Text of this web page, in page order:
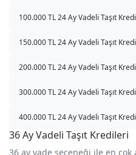
100.000 TL 24 Ay Vadeli Taşıt
150.000 TL 24 Ay Vadeli Taşıt
200.000 TL 24 Ay Vadeli Taşıt
300.000 TL 24 Ay Vadeli Taşıt
400.000 TL 24 Ay Vadeli Taşıt
36 Ay Vadeli Taşıt Kredileri
36 ay vade seçeneği ile en